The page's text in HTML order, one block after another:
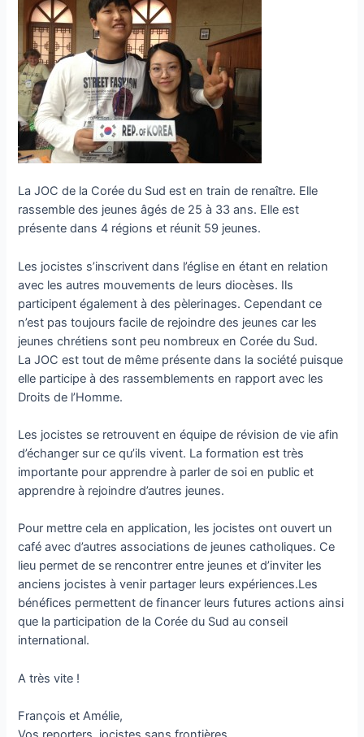
La JOC de la Corée du Sud est en train de renaître. Elle
rassemble des jeunes âgés de 25 à 33 ans. Elle est
présente dans 4 régions et réunit 59 jeunes.
Les jocistes s’inscrivent dans l’église en étant en relation
avec les autres mouvements de leurs diocèses. Ils
participent également à des pèlerinages. Cependant ce
n’est pas toujours facile de rejoindre des jeunes car les
jeunes chrétiens sont peu nombreux en Corée du Sud.
La JOC est tout de même présente dans la société puisque
elle participe à des rassemblements en rapport avec les
Droits de l’Homme.
Les jocistes se retrouvent en équipe de révision de vie afin
d’échanger sur ce qu’ils vivent. La formation est très
importante pour apprendre à parler de soi en public et
apprendre à rejoindre d’autres jeunes.
Pour mettre cela en application, les jocistes ont ouvert un
café avec d’autres associations de jeunes catholiques. Ce
lieu permet de se rencontrer entre jeunes et d’inviter les
anciens jocistes à venir partager leurs expériences.Les
bénéfices permettent de financer leurs futures actions ainsi
que la participation de la Corée du Sud au conseil
international.
A très vite !
François et Amélie,